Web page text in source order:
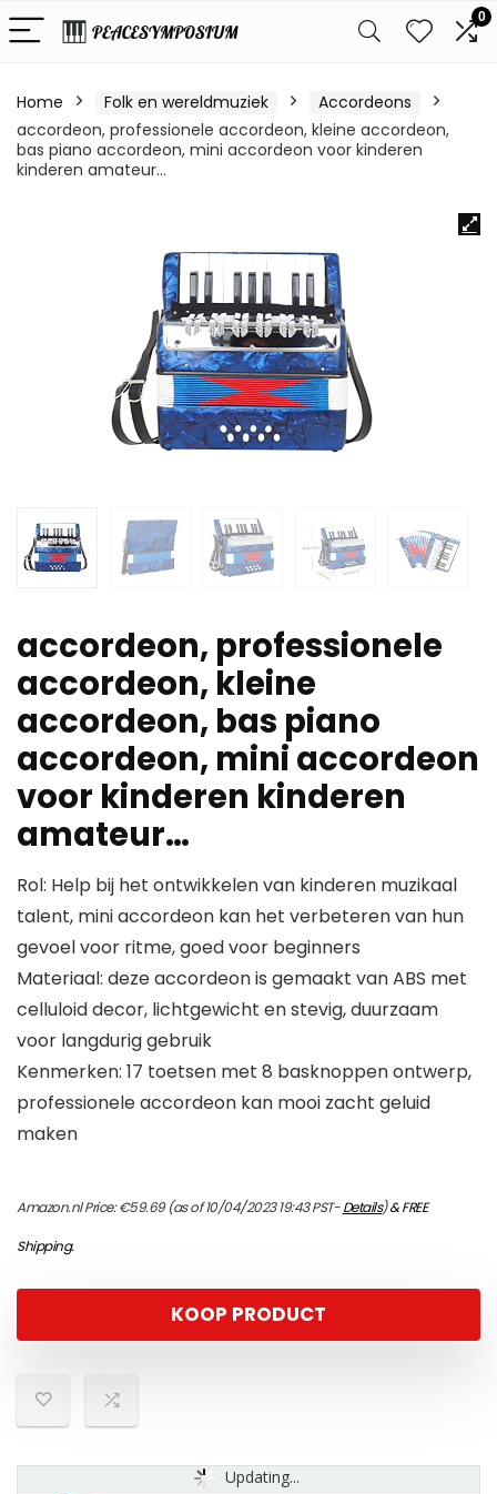
0
Home Folk en wereldmuziek
Accordeons
accordeon, professionele accordeon, kleine accordeon,
bas piano accordeon, mini accordeon voor kinderen
kinderen amateur…
accordeon, professionele
accordeon, kleine
accordeon, bas piano
accordeon, mini accordeon
voor kinderen kinderen
amateur…
Rol: Help bij het ontwikkelen van kinderen muzikaal
talent, mini accordeon kan het verbeteren van hun
gevoel voor ritme, goed voor beginners
Materiaal: deze accordeon is gemaakt van ABS met
celluloid decor, lichtgewicht en stevig, duurzaam
voor langdurig gebruik
Kenmerken: 17 toetsen met 8 basknoppen ontwerp,
professionele accordeon kan mooi zacht geluid
maken
Amazon.nl Price:€59.69(as of 10/04/2023 19:43 PST-Details)&FREE
Shipping.
KOOP PRODUCT
Updating...